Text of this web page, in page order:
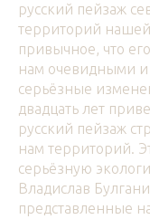
русский пейзаж
территорий нашей
привычное, что
нам очевидными
серьёзные
двадцать лет
русский пейзаж
нам территорий.
серьёзную
Владислав
представленные